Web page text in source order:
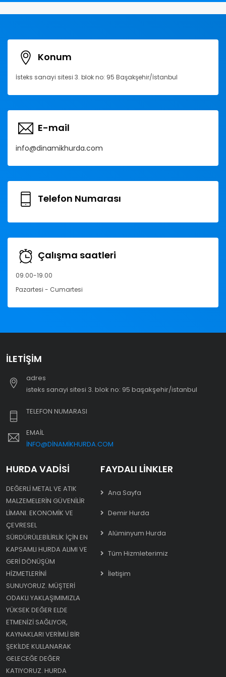
Konum
İsteks sanayi sitesi 3. blok no: 95 Başakşehir/İstanbul
E-mail
info@dinamikhurda.com
Telefon Numarası
Çalışma saatleri
09.00-19.00
Pazartesi - Cumartesi
İLETIŞIM
adres
i̇steks sanayi sitesi 3. blok no: 95 başakşehir/i̇stanbul
TELEFON NUMARASI
EMAIL
INFO@DINAMIKHURDA.COM
HURDA VADISI
DEĞERLI METAL VE ATIK
MALZEMELERIN GÜVENILIR
LIMANI. EKONOMIK VE
ÇEVRESEL
SÜRDÜRÜLEBILIRLIK IÇIN EN
KAPSAMLI HURDA ALIMI VE
GERI DÖNÜŞÜM
HIZMETLERINI
SUNUYORUZ. MÜŞTERI
ODAKLI YAKLAŞIMIMIZLA
YÜKSEK DEĞER ELDE
ETMENIZI SAĞLIYOR,
KAYNAKLARI VERIMLI BIR
ŞEKILDE KULLANARAK
GELECEĞE DEĞER
KATIYORUZ. HURDA
FAYDALI LINKLER
Ana Sayfa
Demir Hurda
Alüminyum Hurda
Tüm Hizmleterimiz
İletişim